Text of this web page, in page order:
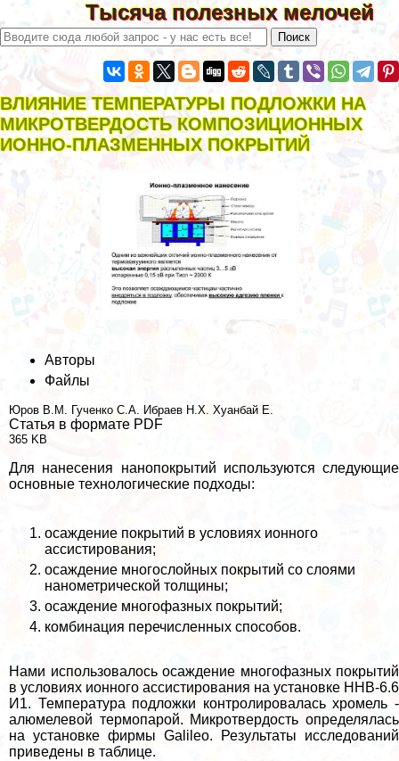
Тысяча полезных мелочей
ВЛИЯНИЕ ТЕМПЕРАТУРЫ ПОДЛОЖКИ НА
МИКРОТВЕРДОСТЬ КОМПОЗИЦИОННЫХ
ИОННО-ПЛАЗМЕННЫХ ПОКРЫТИЙ
Авторы
Файлы
Юров В.М. Гученко С.А. Ибраев Н.Х. Хуанбай Е.
Статья в формате PDF
365 KB
Для нанесения нанопокрытий используются следующие
основные технологические подходы:
осаждение покрытий в условиях ионного
ассистирования;
осаждение многослойных покрытий со слоями
нанометрической толщины;
осаждение многофазных покрытий;
комбинация перечисленных способов.
Нами использовалось осаждение многофазных покрытий
в условиях ионного ассистирования на установке ННВ-6.6
И1. Температура подложки контролировалась хромель -
алюмелевой термопарой. Микротвердость определялась
на установке фирмы Galileo. Результаты исследований
приведены в таблице.